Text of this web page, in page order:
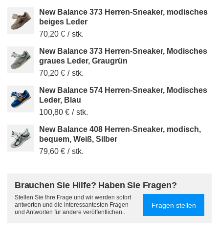
New Balance 373 Herren-Sneaker, modisches
beiges Leder
70,20 € / stk.
New Balance 373 Herren-Sneaker, Modisches
graues Leder, Graugrün
70,20 € / stk.
New Balance 574 Herren-Sneaker, Modisches
Leder, Blau
100,80 € / stk.
New Balance 408 Herren-Sneaker, modisch,
bequem, Weiß, Silber
79,60 € / stk.
Brauchen Sie Hilfe? Haben Sie Fragen?
Stellen Sie Ihre Frage und wir werden sofort
antworten und die interessantesten Fragen
und Antworten für andere veröffentlichen..
Fragen stellen